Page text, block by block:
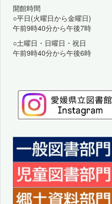
開館時間
○平日(火曜日から金曜日)
午前9時40分から午後7時
○土曜日・日曜日・祝日
午前9時40分から午後6時